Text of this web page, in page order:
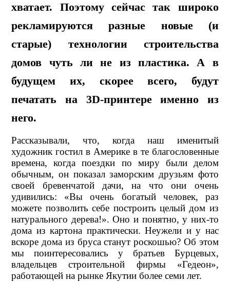
хватает. Поэтому сейчас так широко
рекламируются разные новые (и
старые) технологии строительства
домов чуть ли не из пластика. А в
будущем их, скорее всего, будут
печатать на 3D-принтере именно из
него.
Рассказывали, что, когда наш именитый
художник гостил в Америке в те благословенные
времена, когда поездки по миру были делом
обычным, он показал заморским друзьям фото
своей бревенчатой дачи, на что они очень
удивились: «Вы очень богатый человек, раз
можете позволить себе построить целый дом из
натурального дерева!». Оно и понятно, у них-то
дома из картона практически. Неужели и у нас
вскоре дома из бруса станут роскошью? Об этом
мы поинтересовались у братьев Бурцевых,
владельцев строительной фирмы «Гедеон»,
работающей на рынке Якутии более семи лет.